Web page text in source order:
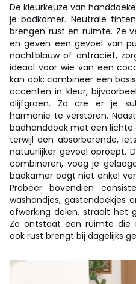
De kleurkeuze van
je badkamer. Neutrale
brengen rust en ruimte. Ze
en geven een gevoel van
nachtblauw of antraciet,
ideaal voor wie van een
kan ook: combineer een
accenten in kleur,
olijfgroen. Zo cre er je
harmonie te verstoren.
badhanddoek met een
terwijl een absorberende,
natuurlijker gevoel oproept.
combineren, voeg je
badkamer oogt niet enkel
Probeer bovendien
washandjes, gastendoekjes
afwerking delen, straalt het
Zo ontstaat een ruimte
ook rust brengt bij dagelijks